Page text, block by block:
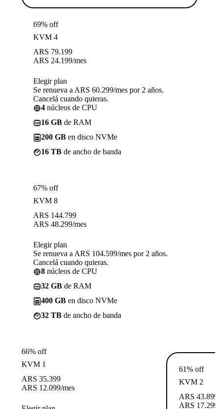
69% off
KVM 4
ARS 79.199
ARS 24.199/mes
Elegir plan
Se renueva a ARS 60.299/mes por 2 años.
Cancelá cuando quieras.
4 núcleos de CPU
16 GB de RAM
200 GB en disco NVMe
16 TB de ancho de banda
67% off
KVM 8
ARS 144.799
ARS 48.299/mes
Elegir plan
Se renueva a ARS 104.599/mes por 2 años.
Cancelá cuando quieras.
8 núcleos de CPU
32 GB de RAM
400 GB en disco NVMe
32 TB de ancho de banda
66% off
KVM 1
ARS 35.399
ARS 12.099/mes
61% off
KVM 2
ARS 43.899
ARS 17.299